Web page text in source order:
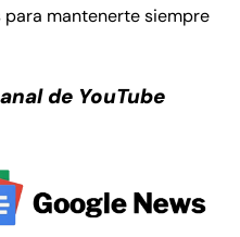
para mantenerte siempre
de YouTube